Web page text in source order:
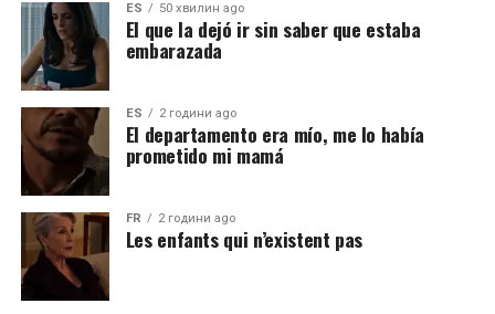
ES 50 хвилин ago
El que la dejó ir sin saber que estaba
embarazada
ES 2 години ago
El departamento era mío, me lo había
prometido mi mamá
FR 2 години ago
Les enfants qui n’existent pas